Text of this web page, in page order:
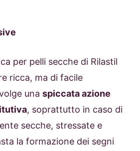
per pelli secche di Rilastil
ricca, ma di facile
una spiccata azione
, soprattutto in caso di
secche, stressate e
la formazione dei segni